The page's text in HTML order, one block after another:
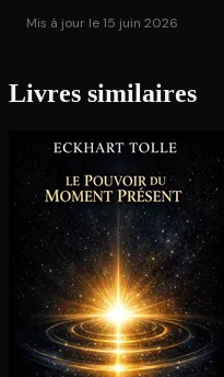
Mis à jour le 15 juin 2026
Livres similaires